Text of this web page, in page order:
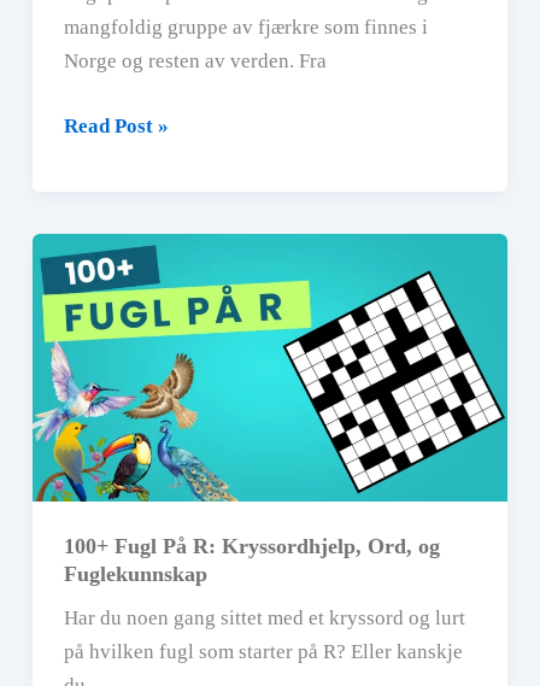
mangfoldig gruppe av fjærkre som finnes i
Norge og resten av verden. Fra
290+
Komplett
Guide
med
Synonym,
Kryssordhjelp
og
Kunnskap
Read Post »
100+ Fugl På R: Kryssordhjelp, Ord, og
Fuglekunnskap
Har du noen gang sittet med et kryssord og lurt
på hvilken fugl som starter på R? Eller kanskje